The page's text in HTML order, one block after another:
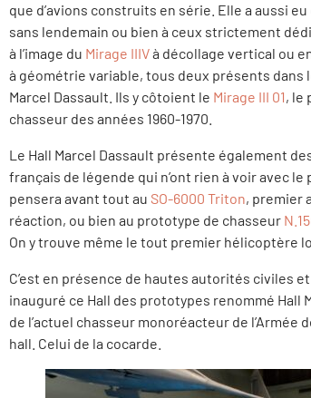
que d’avions construits en série. Elle a aussi
sans lendemain ou bien à ceux strictement
à l’image du Mirage IIIVà décollage vertical ou
à géométrie variable, tous deux présents dans
Marcel Dassault. Ils y côtoient le Mirage III 01, le
chasseur des années 1960-1970.
Le Hall Marcel Dassault présente également
français de légende qui n’ont rien à voir avec le
pensera avant tout au SO-6000 Triton, premier
réaction, ou bien au prototype de chasseur
On y trouve même le tout premier hélicoptère
C’est en présence de hautes autorités civiles
inauguré ce Hall des prototypes renommé Hall
de l’actuel chasseur monoréacteur de l’Armée
hall. Celui de la cocarde.